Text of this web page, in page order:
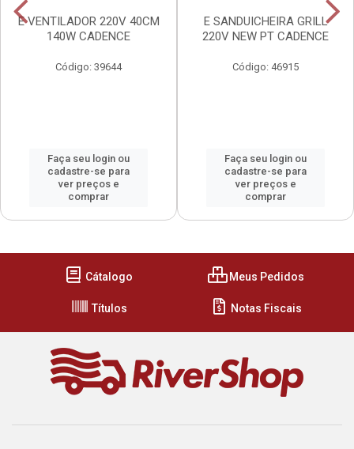
E VENTILADOR 220V 40CM
140W CADENCE
Código: 39644
Faça seu login ou
cadastre-se para
ver preços e
comprar
E SANDUICHEIRA GRILL
220V NEW PT CADENCE
Código: 46915
Faça seu login ou
cadastre-se para
ver preços e
comprar
Cátalogo Meus Pedidos
Títulos Notas Fiscais